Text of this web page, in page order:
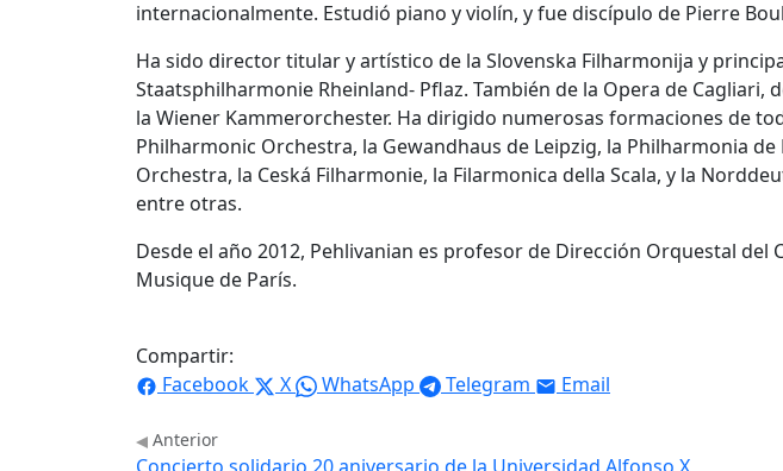
internacionalmente. Estudió piano y violín, y fue discípulo de Pierre
Ha sido director titular y artístico de la Slovenska Filharmonija y
Staatsphilharmonie Rheinland- Pflaz. También de la Opera de Cagliari,
la Wiener Kammerorchester. Ha dirigido numerosas formaciones de
Philharmonic Orchestra, la Gewandhaus de Leipzig, la Philharmonia
Orchestra, la Ceská Filharmonie, la Filarmonica della Scala, y la
entre otras.
Desde el año 2012, Pehlivanian es profesor de Dirección Orquestal
Musique de París.
Compartir:
Facebook
X WhatsApp Telegram Email
Anterior